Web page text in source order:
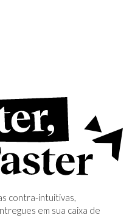
contra-intuitivas,
em sua caixa de